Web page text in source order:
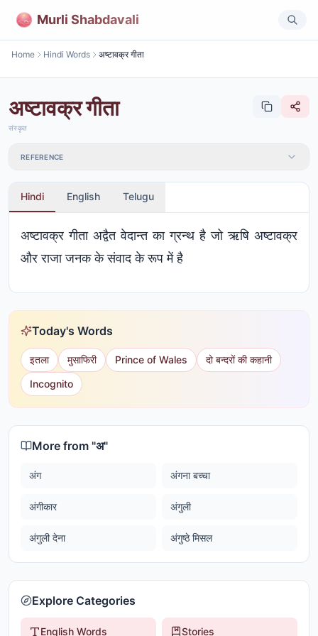
Murli Shabdavali
Home Hindi Words अष्टावक्र गीता
अष्टावक्र गीता
संस्कृत
REFERENCE
Hindi English Telugu
अष्टावक्र गीता अद्वैत वेदान्त का ग्रन्थ है जो ऋषि अष्टावक्र
और राजा जनक के संवाद के रूप में है
Today's Words
इतला मुसाफिरी Prince of Wales
दो बन्दरों की कहानी
Incognito
More from "अ"
अंग अंगना बच्चा
अंगीकार अंगुली
अंगुली देना अंगुष्ठे मिसल
Explore Categories
English Words Stories